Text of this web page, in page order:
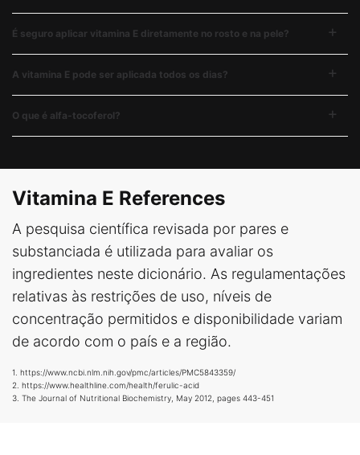
É seguro aplicar vitamina E diretamente no rosto e na pele?
A vitamina E pode ser aplicada todos os dias?
O que é alfa-tocoferol?
Vitamina E References
A pesquisa científica revisada por pares e
substanciada é utilizada para avaliar os
ingredientes neste dicionário. As regulamentações
relativas às restrições de uso, níveis de
concentração permitidos e disponibilidade variam
de acordo com o país e a região.
1. https://www.ncbi.nlm.nih.gov/pmc/articles/PMC5843359/
2. https://www.healthline.com/health/ferulic-acid
3. The Journal of Nutritional Biochemistry, May 2012, pages 443-451